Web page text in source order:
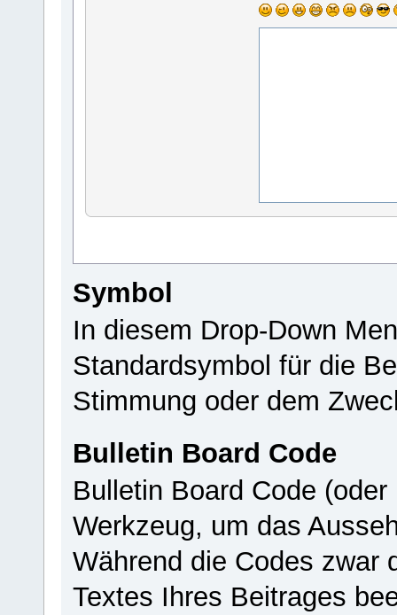
Symbol
In diesem Drop-Down
Standardsymbol für die
Stimmung oder dem
Bulletin Board Code
Bulletin Board Code
Werkzeug, um das
Während die Codes zwar
Textes Ihres Beitrages